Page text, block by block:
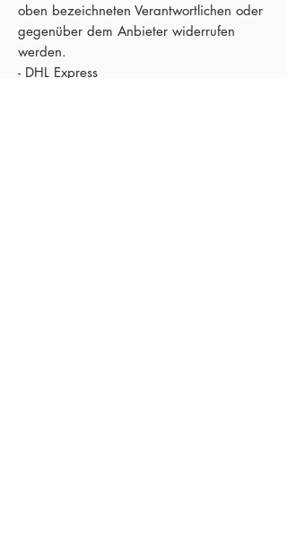
oben bezeichneten Verantwortlichen oder
gegenüber dem Anbieter widerrufen
werden.
- DHL Express